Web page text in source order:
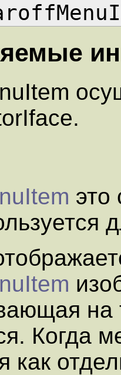
Когда
как